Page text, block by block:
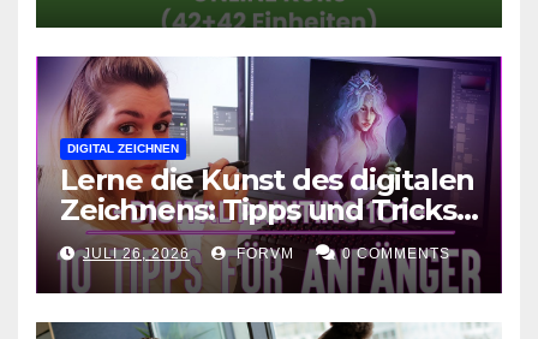
DIGITAL ZEICHNEN
Lerne die Kunst des digitalen
Zeichnens: Tipps und Tricks
für kreative Ausdruckskunst
JULI 26, 2026 FORVM 0 COMMENTS